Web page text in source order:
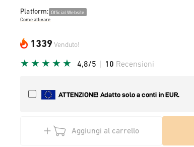
Platform: Official Website
Come attivare
1339 Venduto!
4,8/5 10 Recensioni
Aggiungi al carrello